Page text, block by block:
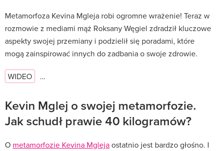
Metamorfoza Kevina Mgleja robi ogromne wrażenie! Teraz w
rozmowie z mediami mąż Roksany Węgiel zdradził kluczowe
aspekty swojej przemiany i podzielił się poradami, które
mogą zainspirować innych do zadbania o swoje zdrowie.
WIDEO …
Kevin Mglej o swojej metamorfozie.
Jak schudł prawie 40 kilogramów?
O metamorfozie Kevina Mglejaostatnio jest bardzo głośno. I